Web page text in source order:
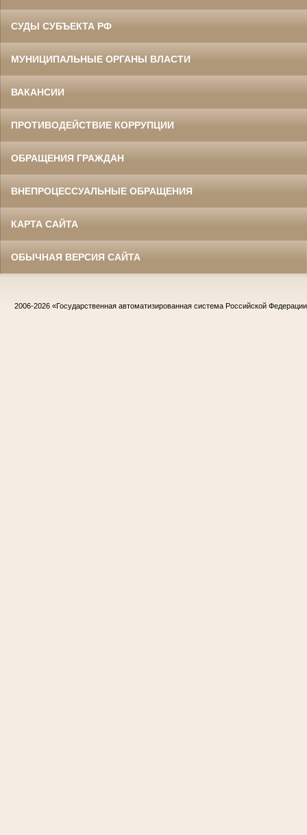
СУДЫ СУБЪЕКТА РФ
МУНИЦИПАЛЬНЫЕ ОРГАНЫ ВЛАСТИ
ВАКАНСИИ
ПРОТИВОДЕЙСТВИЕ КОРРУПЦИИ
ОБРАЩЕНИЯ ГРАЖДАН
ВНЕПРОЦЕССУАЛЬНЫЕ ОБРАЩЕНИЯ
КАРТА САЙТА
ОБЫЧНАЯ ВЕРСИЯ САЙТА
2006-2026 «Государственная автоматизированная система Российской